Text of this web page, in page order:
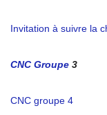
Invitation à suivre la
CNC Groupe 3
CNC groupe 4